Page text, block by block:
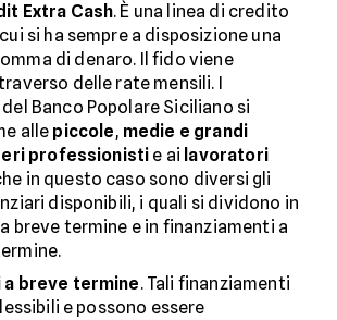
Extra Cash. È una linea di credito
si ha sempre a disposizione una
di denaro. Il fido viene
delle rate mensili. I
del Banco Popolare Siciliano si
alle piccole, medie e grandi
professionisti e ai lavoratori
in questo caso sono diversi gli
disponibili, i quali si dividono in
breve termine e in finanziamenti a
a breve termine. Tali finanziamenti
e possono essere